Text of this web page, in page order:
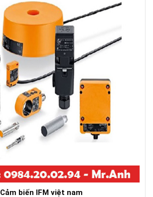
Cảm biến IFM việt nam